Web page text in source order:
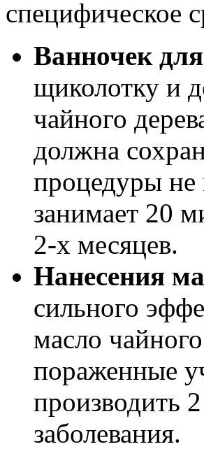
специфическое
Ванночек
щиколотку и
чайного
должна
процедуры не
занимает 20
2-х месяцев.
Нанесения
сильного
масло
пораженные
производить
заболевания.